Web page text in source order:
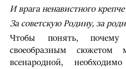
И врага ненавистного
За советскую Родину, за
Чтобы понять,
своеобразным сюжетом
всенародной,